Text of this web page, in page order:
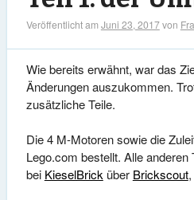
Veröffentlicht amJuni 23, 2017von
Wie bereits erwähnt, war das
Änderungen auszukommen.
zusätzliche Teile.
Die 4 M-Motoren sowie die
Lego.com bestellt. Alle anderen
bei KieselBricküber Brickscout,